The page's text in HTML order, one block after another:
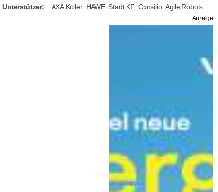
Unterstützer: AXA Koller HAWE Stadt KF Consilio Agile Robots